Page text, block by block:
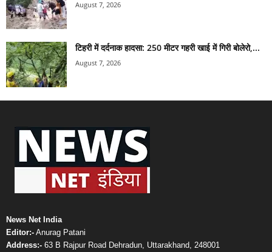
August 7, 2026
टिहरी में दर्दनाक हादसा: 250 मीटर गहरी खाई में गिरी बोलेरो,...
August 7, 2026
News Net India
Editor:- Anurag Patani
Address:- 63 B Rajpur Road Dehradun, Uttarakhand, 248001